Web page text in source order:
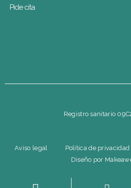
Pide cita
Registro sanitario
Aviso legal Política de privacidad
Diseño por